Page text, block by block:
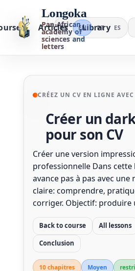
Longoka
Pan-African
academy of
sciences and
letters
Articles Library
FR EN PT ES
CRÉEZ UN CV EN LIGNE
Créer un
pour son CV
Créer une version
professionnelle Dans cette
avance pas à pas avec une
claire: comprendre,
corriger. Objectif: produire
Back to course All lessons
Conclusion
10 chapitres Moyen